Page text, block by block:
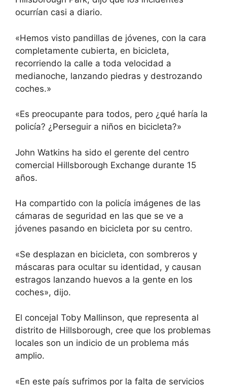
ocurrían casi a diario.
«Hemos visto pandillas de jóvenes, con la cara
completamente cubierta, en bicicleta,
recorriendo la calle a toda velocidad a
medianoche, lanzando piedras y destrozando
coches.»
«Es preocupante para todos, pero ¿qué haría la
policía? ¿Perseguir a niños en bicicleta?»
John Watkins ha sido el gerente del centro
comercial Hillsborough Exchange durante 15
años.
Ha compartido con la policía imágenes de las
cámaras de seguridad en las que se ve a
jóvenes pasando en bicicleta por su centro.
«Se desplazan en bicicleta, con sombreros y
máscaras para ocultar su identidad, y causan
estragos lanzando huevos a la gente en los
coches», dijo.
El concejal Toby Mallinson, que representa al
distrito de Hillsborough, cree que los problemas
locales son un indicio de un problema más
amplio.
«En este país sufrimos por la falta de servicios